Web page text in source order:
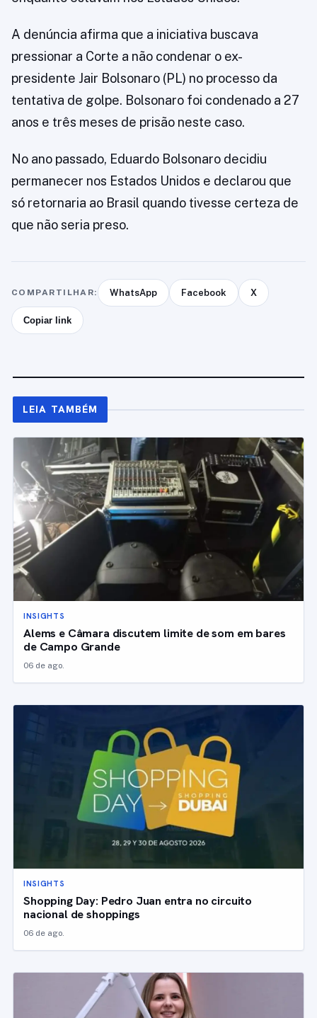
A denúncia afirma que a iniciativa buscava
pressionar a Corte a não condenar o ex-
presidente Jair Bolsonaro (PL) no processo da
tentativa de golpe. Bolsonaro foi condenado a 27
anos e três meses de prisão neste caso.
No ano passado, Eduardo Bolsonaro decidiu
permanecer nos Estados Unidos e declarou que
só retornaria ao Brasil quando tivesse certeza de
que não seria preso.
COMPARTILHAR: WhatsApp Facebook X
Copiar link
LEIA TAMBÉM
INSIGHTS
Alems e Câmara discutem limite de som em bares
de Campo Grande
06 de ago.
INSIGHTS
Shopping Day: Pedro Juan entra no circuito
nacional de shoppings
06 de ago.